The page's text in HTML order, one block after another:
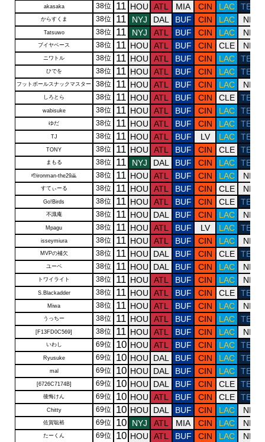
akasaka 38位 11 HOU ATL MIA CIN LAC TEN
からすくま 38位 11 NYJ DAL BUF CIN LAC NE
Tatsuwo 38位 11 NYJ ATL BUF CIN LAC NE
ブイヤベース 38位 11 HOU ATL BUF CIN CLE NE
ニワトル 38位 11 HOU ATL BUF CIN LAC TEN
ひでを 38位 11 HOU ATL BUF CIN LAC TEN
フットボールスナックマスター 38位 11 HOU ATL BUF CIN LAC NE
しろとら 38位 11 HOU ATL BUF CIN CLE TEN
wabisuke 38位 11 HOU ATL BUF CIN LAC TEN
ゆだ 38位 11 HOU ATL BUF CIN LAC TEN
TJ 38位 11 HOU ATL BUF LV LAC TEN
TONY 38位 11 HOU ATL BUF CIN CLE TEN
まもる 38位 11 NYJ DAL BUF CIN LAC TEN
🫡ironman-the29🙇 38位 11 HOU ATL BUF CIN LAC NE
すてぃーる 38位 11 HOU ATL BUF CIN CLE NE
Go!Birds 38位 11 HOU ATL BUF CIN CLE TEN
不識庵 38位 11 HOU DAL BUF CIN LAC NE
Mpagu 38位 11 HOU ATL BUF LV LAC TEN
isseymiura 38位 11 HOU ATL BUF CIN LAC NE
MVPの補欠 38位 11 HOU DAL BUF CIN CLE TEN
ユーベ 38位 11 HOU DAL BUF CIN LAC NE
トワイライト 38位 11 HOU ATL BUF CIN LAC NE
S.Blackadder 38位 11 HOU ATL BUF CIN CLE TEN
Miwa 38位 11 HOU ATL BUF CIN LAC NE
うっちー 38位 11 HOU ATL BUF CIN LAC TEN
[F13FD0C569] 38位 11 HOU ATL BUF CIN LAC NE
いわし 69位 10 HOU ATL BUF CIN LAC TEN
Ryusuke 69位 10 HOU DAL BUF CIN LAC TEN
mal 69位 10 HOU DAL BUF CIN LAC TEN
[6726C7174B] 69位 10 HOU DAL BUF CIN CLE TEN
後悔けん 69位 10 HOU ATL BUF CIN CLE TEN
Chitty 69位 10 HOU DAL BUF CIN LAC NE
佐賀聡裕 69位 10 NYJ ATL MIA CIN LAC NE
たーくん 69位 10 HOU ATL BUF CIN LAC NE